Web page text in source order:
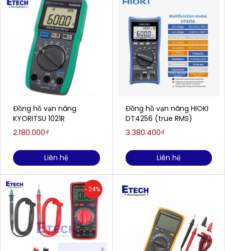
Đồng hồ vạn năng
KYORITSU 1021R
2.180.000₫
Liên hệ
- 24%
Đồng hồ vạn năng HIOKI
DT4256 (true RMS)
3.380.400₫
Liên hệ